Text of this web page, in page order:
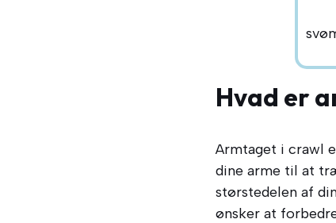
Hvad er
Armtaget i crawl
dine arme til at
størstedelen af
ønsker at